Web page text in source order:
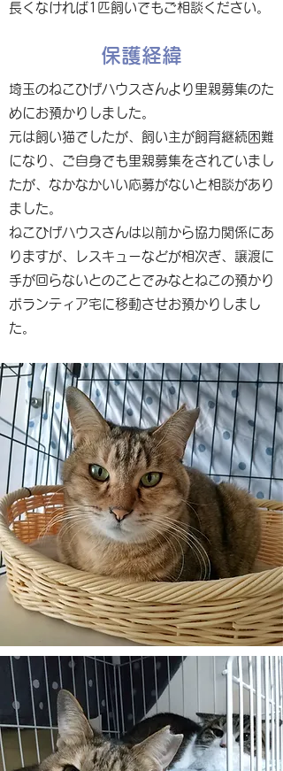
長くなければ1匹飼いでもご相談ください。
保護経緯
埼玉のねこひげハウスさんより里親募集のた
めにお預かりしました。
元は飼い猫でしたが、飼い主が飼育継続困難
になり、ご自身でも里親募集をされていまし
たが、なかなかいい応募がないと相談があり
ました。
ねこひげハウスさんは以前から協力関係にあ
りますが、レスキューなどが相次ぎ、譲渡に
手が回らないとのことでみなとねこの預かり
ボランティア宅に移動させお預かりしまし
た。